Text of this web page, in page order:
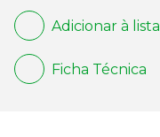
Adicionar à lista
Ficha Técnica